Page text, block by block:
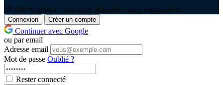
100 % gratuit · sans carte bancaire · sans engagement
Connexion Créer un compte
Continuer avec Google
ou par email
Adresse email
Mot de passe Oublié ?
Rester connecté